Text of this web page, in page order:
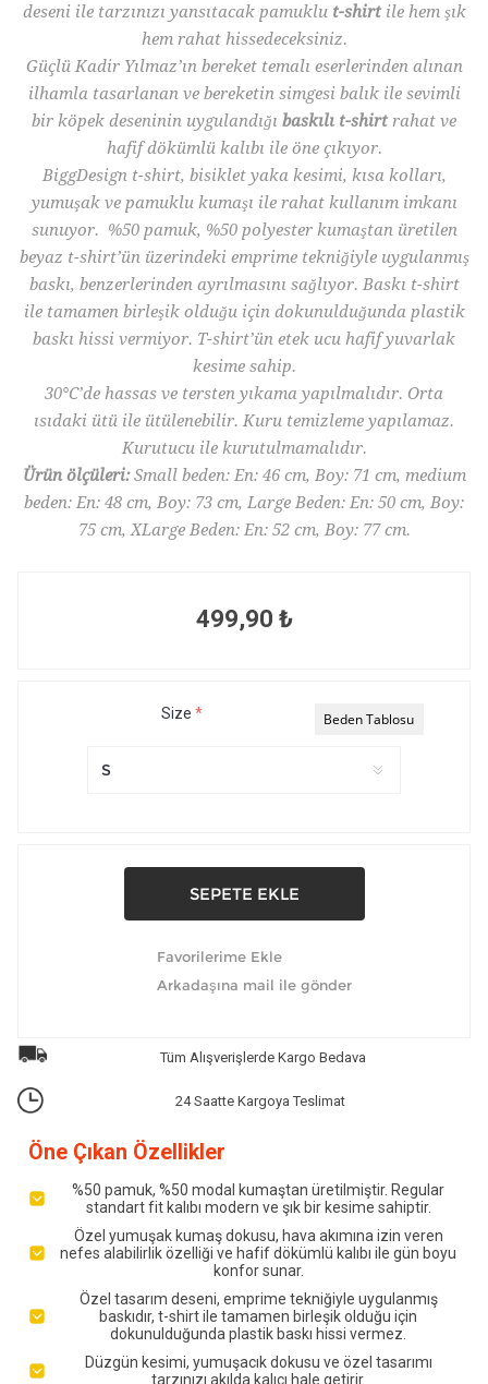
deseni ile tarzınızı yansıtacak pamuklu t-shirtile hem şık
hem rahat hissedeceksiniz.
Güçlü Kadir Yılmaz’ın bereket temalı eserlerinden alınan
ilhamla tasarlanan ve bereketin simgesi balık ile sevimli
bir köpek deseninin uygulandığı baskılı t-shirt rahat ve
hafif dökümlü kalıbı ile öne çıkıyor.
BiggDesign t-shirt, bisiklet yaka kesimi, kısa kolları,
yumuşak ve pamuklu kumaşı ile rahat kullanım imkanı
sunuyor. %50 pamuk, %50 polyester kumaştan üretilen
beyaz t-shirt’ün üzerindeki emprime tekniğiyle uygulanmış
baskı, benzerlerinden ayrılmasını sağlıyor. Baskı t-shirt
ile tamamen birleşik olduğu için dokunulduğunda plastik
baskı hissi vermiyor. T-shirt’ün etek ucu hafif yuvarlak
kesime sahip.
30°C’de hassas ve tersten yıkama yapılmalıdır. Orta
ısıdaki ütü ile ütülenebilir. Kuru temizleme yapılamaz.
Kurutucu ile kurutulmamalıdır.
Ürün ölçüleri:Small beden: En: 46 cm, Boy: 71 cm, medium
beden: En: 48 cm, Boy: 73 cm, Large Beden: En: 50 cm, Boy:
75 cm, XLarge Beden: En: 52 cm, Boy: 77 cm.
499,90 ₺
Beden Tablosu
Size *
Tüm Alışverişlerde Kargo Bedava
24 Saatte Kargoya Teslimat
Öne Çıkan Özellikler
%50 pamuk, %50 modal kumaştan üretilmiştir. Regular
standart fit kalıbı modern ve şık bir kesime sahiptir.
Özel yumuşak kumaş dokusu, hava akımına izin veren
nefes alabilirlik özelliği ve hafif dökümlü kalıbı ile gün boyu
konfor sunar.
Özel tasarım deseni, emprime tekniğiyle uygulanmış
baskıdır, t-shirt ile tamamen birleşik olduğu için
dokunulduğunda plastik baskı hissi vermez.
Düzgün kesimi, yumuşacık dokusu ve özel tasarımı
tarzınızı akılda kalıcı hale getirir.